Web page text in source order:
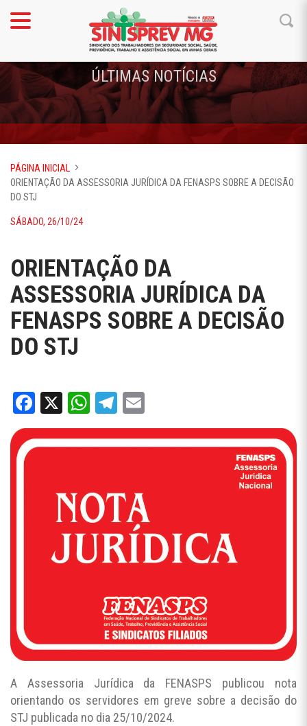
ÚLTIMAS NOTÍCIAS
PÁGINA INICIAL
ORIENTAÇÃO DA ASSESSORIA JURÍDICA DA FENASPS SOBRE A DECISÃO
DO STJ
SÁBADO, 26/10/24
ORIENTAÇÃO DA
ASSESSORIA JURÍDICA DA
FENASPS SOBRE A DECISÃO
DO STJ
Facebook
X WhatsApp
Telegram
A Assessoria Jurídica da FENASPS publicou nota
orientando os servidores em greve sobre a decisão do
STJ publicada no dia 25/10/2024.